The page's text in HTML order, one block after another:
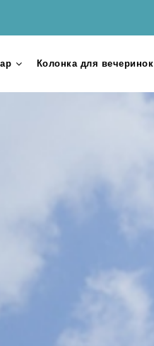
Колонка для вечеринок